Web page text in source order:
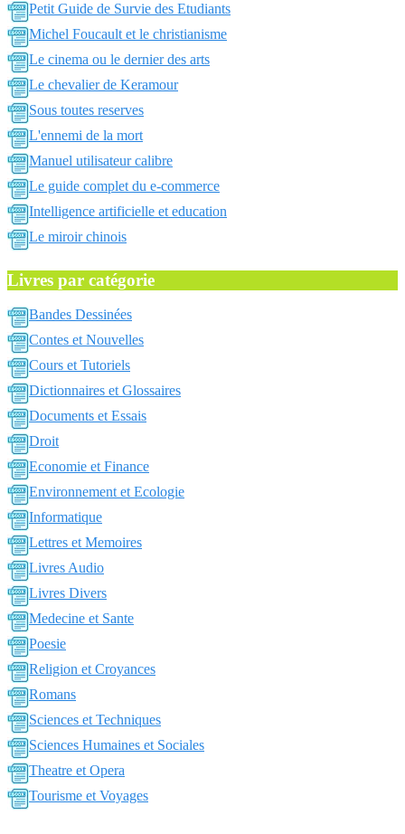
Petit Guide de Survie des Etudiants
Michel Foucault et le christianisme
Le cinema ou le dernier des arts
Le chevalier de Keramour
Sous toutes reserves
L'ennemi de la mort
Manuel utilisateur calibre
Le guide complet du e-commerce
Intelligence artificielle et education
Le miroir chinois
Livres par catégorie
Bandes Dessinées
Contes et Nouvelles
Cours et Tutoriels
Dictionnaires et Glossaires
Documents et Essais
Droit
Economie et Finance
Environnement et Ecologie
Informatique
Lettres et Memoires
Livres Audio
Livres Divers
Medecine et Sante
Poesie
Religion et Croyances
Romans
Sciences et Techniques
Sciences Humaines et Sociales
Theatre et Opera
Tourisme et Voyages